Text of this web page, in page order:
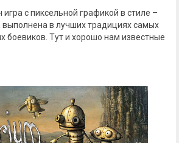
с пиксельной графикой в стиле –
выполнена в лучших традициях самых
боевиков. Тут и хорошо нам известные